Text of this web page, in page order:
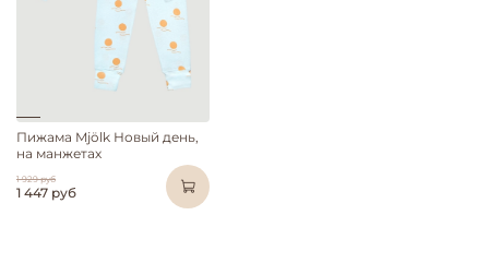
Пижама Mjölk Новый день,
на манжетах
1 929 руб
1 447 руб